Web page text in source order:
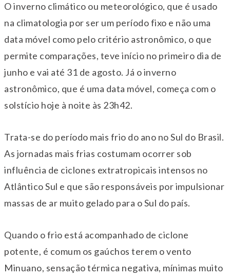
O inverno climático ou meteorológico, que é usado
na climatologia por ser um período fixo e não uma
data móvel como pelo critério astronômico, o que
permite comparações, teve início no primeiro dia de
junho e vai até 31 de agosto. Já o inverno
astronômico, que é uma data móvel, começa com o
solstício hoje à noite às 23h42.
Trata-se do período mais frio do ano no Sul do Brasil.
As jornadas mais frias costumam ocorrer sob
influência de ciclones extratropicais intensos no
Atlântico Sul e que são responsáveis por impulsionar
massas de ar muito gelado para o Sul do país.
Quando o frio está acompanhado de ciclone
potente, é comum os gaúchos terem o vento
Minuano, sensação térmica negativa, mínimas muito